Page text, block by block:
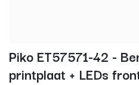
Piko ET57571-42 -
printplaat + LEDs